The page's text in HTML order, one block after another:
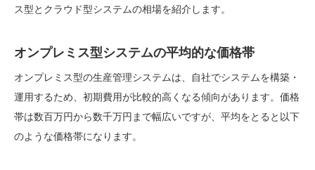
ス型とクラウド型システムの相場を紹介します。
オンプレミス型システムの平均的な価格帯
オンプレミス型の生産管理システムは、自社でシステムを構築・
運用するため、初期費用が比較的高くなる傾向があります。価格
帯は数百万円から数千万円まで幅広いですが、平均をとると以下
のような価格帯になります。